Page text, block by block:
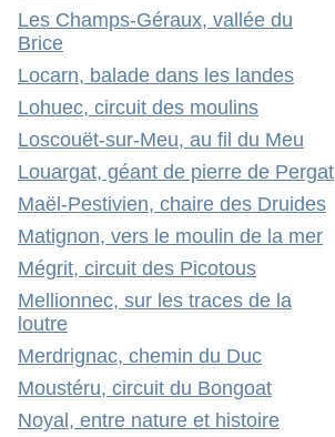
Les Champs-Géraux, vallée du
Brice
Locarn, balade dans les landes
Lohuec, circuit des moulins
Loscouët-sur-Meu, au fil du Meu
Louargat, géant de pierre de Pergat
Maël-Pestivien, chaire des Druides
Matignon, vers le moulin de la mer
Mégrit, circuit des Picotous
Mellionnec, sur les traces de la
loutre
Merdrignac, chemin du Duc
Moustéru, circuit du Bongoat
Noyal, entre nature et histoire